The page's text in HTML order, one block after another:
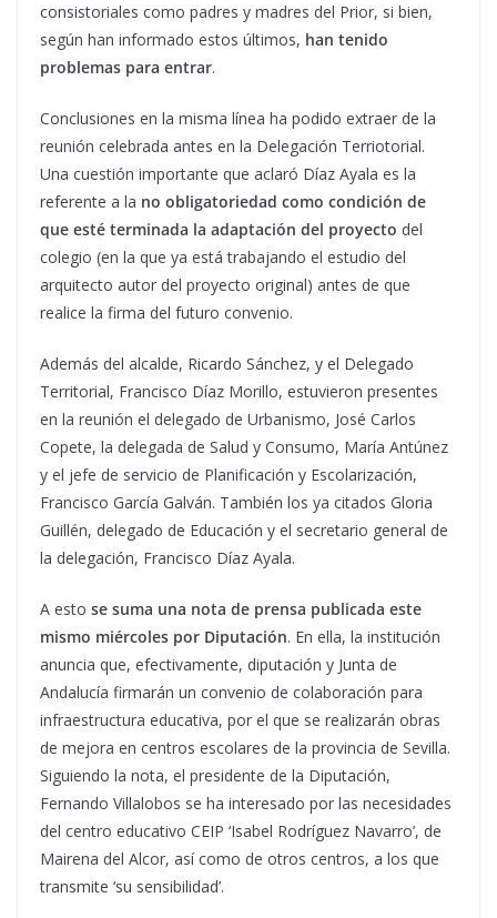
consistoriales como padres y madres del Prior, si bien,
según han informado estos últimos, han tenido
problemas para entrar.
Conclusiones en la misma línea ha podido extraer de la
reunión celebrada antes en la Delegación Terriotorial.
Una cuestión importante que aclaró Díaz Ayala es la
referente a la no obligatoriedad como condición de
que esté terminada la adaptación del proyecto del
colegio (en la que ya está trabajando el estudio del
arquitecto autor del proyecto original) antes de que
realice la firma del futuro convenio.
Además del alcalde, Ricardo Sánchez, y el Delegado
Territorial, Francisco Díaz Morillo, estuvieron presentes
en la reunión el delegado de Urbanismo, José Carlos
Copete, la delegada de Salud y Consumo, María Antúnez
y el jefe de servicio de Planificación y Escolarización,
Francisco García Galván. También los ya citados Gloria
Guillén, delegado de Educación y el secretario general de
la delegación, Francisco Díaz Ayala.
A esto se suma una nota de prensa publicada este
mismo miércoles por Diputación. En ella, la institución
anuncia que, efectivamente, diputación y Junta de
Andalucía firmarán un convenio de colaboración para
infraestructura educativa, por el que se realizarán obras
de mejora en centros escolares de la provincia de Sevilla.
Siguiendo la nota, el presidente de la Diputación,
Fernando Villalobos se ha interesado por las necesidades
del centro educativo CEIP ‘Isabel Rodríguez Navarro’, de
Mairena del Alcor, así como de otros centros, a los que
transmite ‘su sensibilidad’.